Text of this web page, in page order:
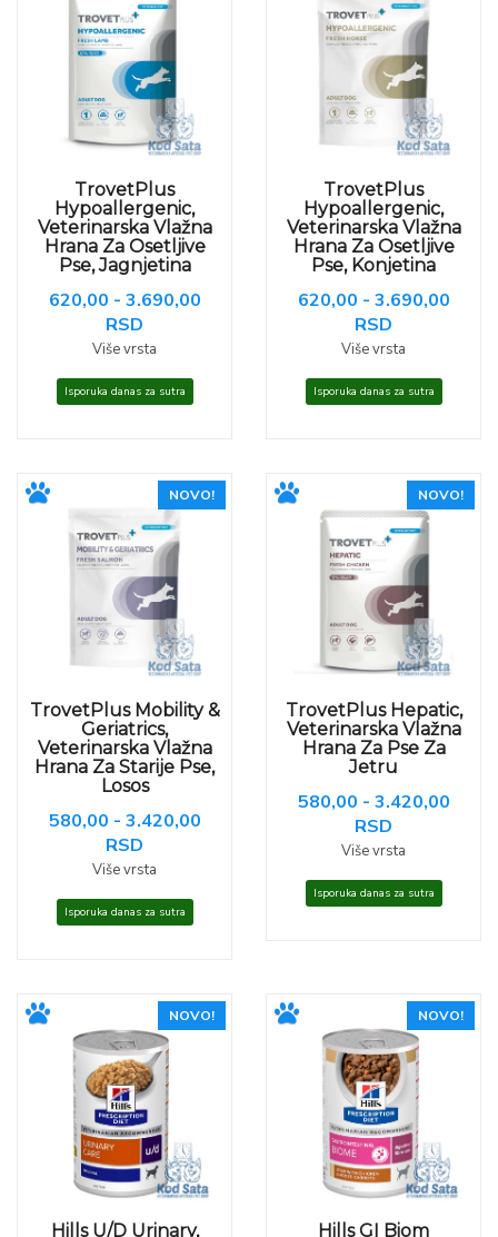
TrovetPlus
Hypoallergenic,
Veterinarska Vlažna
Hrana Za Osetljive
Pse, Jagnjetina
620,00 - 3.690,00
RSD
Više vrsta
Isporuka danas za sutra
TrovetPlus
Hypoallergenic,
Veterinarska Vlažna
Hrana Za Osetljive
Pse, Konjetina
620,00 - 3.690,00
RSD
Više vrsta
Isporuka danas za sutra
NOVO!
TrovetPlus Mobility &
Geriatrics,
Veterinarska Vlažna
Hrana Za Starije Pse,
Losos
580,00 - 3.420,00
RSD
Više vrsta
Isporuka danas za sutra
NOVO!
TrovetPlus Hepatic,
Veterinarska Vlažna
Hrana Za Pse Za
Jetru
580,00 - 3.420,00
RSD
Više vrsta
Isporuka danas za sutra
NOVO!
Hills U/D Urinary,
NOVO!
Hills GI Biom